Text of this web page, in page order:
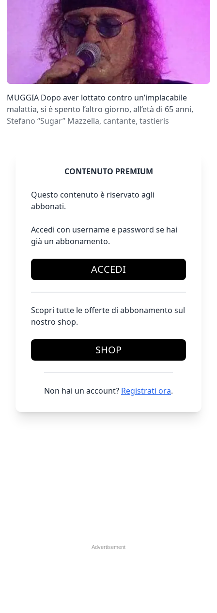
MUGGIA Dopo aver lottato contro un’implacabile
malattia, si è spento l’altro giorno, all’età di 65 anni,
Stefano “Sugar” Mazzella, cantante, tastieris
CONTENUTO PREMIUM
Questo contenuto è riservato agli
abbonati.
Accedi con username e password se hai
già un abbonamento.
ACCEDI
Scopri tutte le offerte di abbonamento sul
nostro shop.
SHOP
Non hai un account? Registrati ora.